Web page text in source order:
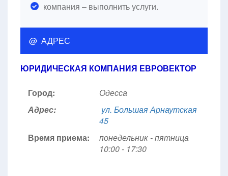
компания – выполнить услуги.
@ АДРЕС
ЮРИДИЧЕСКАЯ КОМПАНИЯ ЕВРОВЕКТОР
Город:
Одесса
Адрес:
ул. Большая Арнаутская
45
Время приема:
понедельник - пятница
10:00 - 17:30